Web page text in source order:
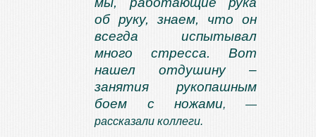
об руку, знаем, что он
всегда испытывал
много стресса. Вот
нашел отдушину –
занятия рукопашным
боем с ножами, —
рассказали коллеги.